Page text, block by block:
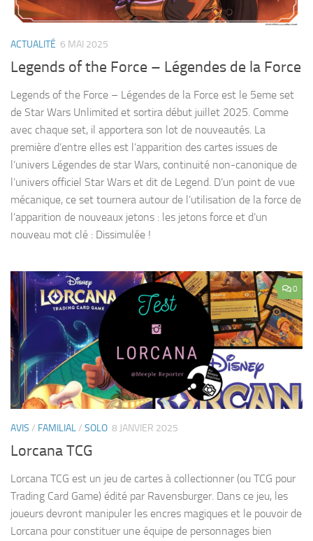
ACTUALITÉ 6 MAI 2025
Legends of the Force – Légendes de la Force
Legends of the Force – Légendes de la Force est le 5eme set
de Star Wars Unlimited et sortira début juillet 2025. Comme
avec chaque set, il apportera son lot de nouveautés. La
première d’entre elles est l’apparition des cartes issues de
l’univers Légendes de star Wars, continuité non-canonique de
l’univers officiel Star Wars et dit de Legend. D’un point de vue
mécanique, ce set tournera autour de l’utilisation de la force de
l’apparition de nouveaux jetons : les jetons force et d’un
nouveau mot clé : Dissimulée !
0
AVIS / FAMILIAL/ SOLO 8 JANVIER 2025
Lorcana TCG
Lorcana TCG est un jeu de cartes à collectionner (ou TCG pour
Trading Card Game) édité par Ravensburger. Dans ce jeu, les
joueurs devront manipuler les encres magiques et le pouvoir de
Lorcana pour constituer une équipe de personnages bien